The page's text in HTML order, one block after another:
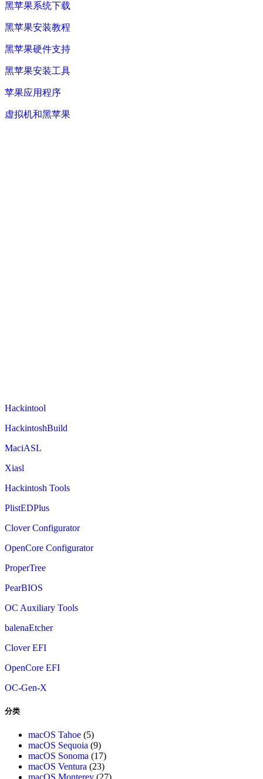
黑苹果系统下载
黑苹果安装教程
黑苹果硬件支持
黑苹果安装工具
苹果应用程序
虚拟机和黑苹果
Hackintool
HackintoshBuild
MaciASL
Xiasl
Hackintosh Tools
PlistEDPlus
Clover Configurator
OpenCore Configurator
ProperTree
PearBIOS
OC Auxiliary Tools
balenaEtcher
Clover EFI
OpenCore EFI
OC-Gen-X
分类
macOS Tahoe (5)
macOS Sequoia (9)
macOS Sonoma (17)
macOS Ventura (23)